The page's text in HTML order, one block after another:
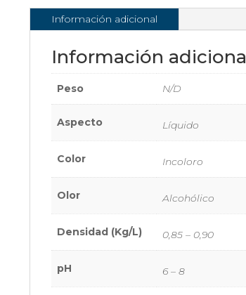
y
Fliptop
cantidad
Información adicional
Información
Peso N/D
Aspecto Líquido
Color Incoloro
Olor Alcohólico
Densidad (Kg/L) 0,85 – 0,90
pH 6 – 8